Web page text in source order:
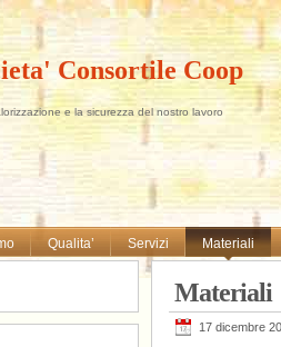
Consortile Coop
e la sicurezza del nostro lavoro
Qualita’ Servizi Materiali
Materiali
17 dicembre